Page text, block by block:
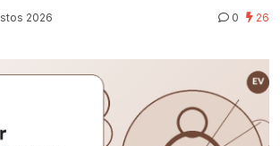
2026 0 26